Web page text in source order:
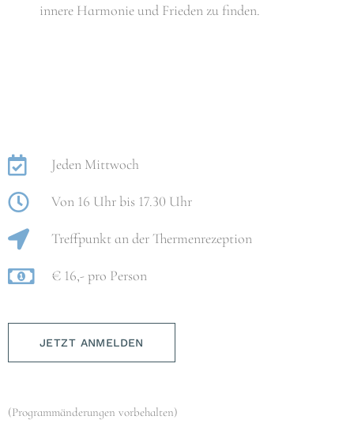
innere Harmonie und Frieden zu finden.
Jeden Mittwoch
Von 16 Uhr bis 17.30 Uhr
Treffpunkt an der Thermenrezeption
€ 16,- pro Person
JETZT ANMELDEN
(Programmänderungen vorbehalten)